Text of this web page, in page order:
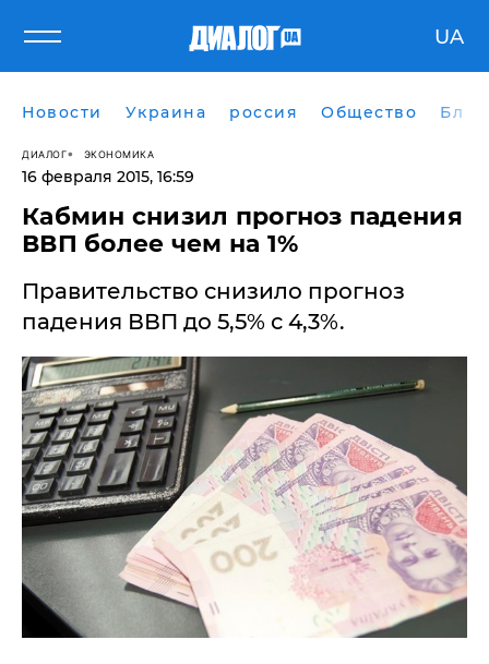
UA
Новости Украина россия Общество
ДИАЛОГ ЭКОНОМИКА
16 февраля 2015, 16:59
​Кабмин снизил прогноз падения
ВВП более чем на 1%
Правительство снизило прогноз
падения ВВП до 5,5% с 4,3%.